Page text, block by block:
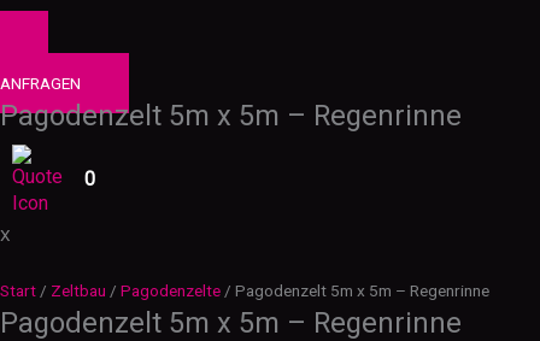
ANFRAGEN
Pagodenzelt 5m x 5m – Regenrinne
0
X
Start / Zeltbau / Pagodenzelte / Pagodenzelt 5m x 5m – Regenrinne
Pagodenzelt 5m x 5m – Regenrinne